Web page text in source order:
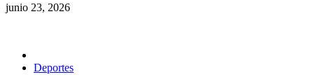
junio 23, 2026
Deportes